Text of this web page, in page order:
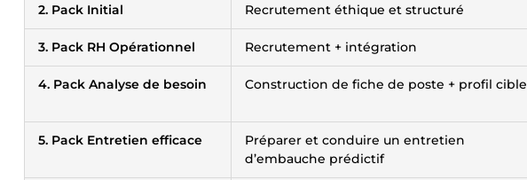
2. Pack Initial Recrutement éthique et structuré
3. Pack RH Opérationnel Recrutement + intégration
4. Pack Analyse de besoin Construction de fiche de poste + profil cible
5. Pack Entretien efficace
Préparer et conduire un entretien
d’embauche prédictif